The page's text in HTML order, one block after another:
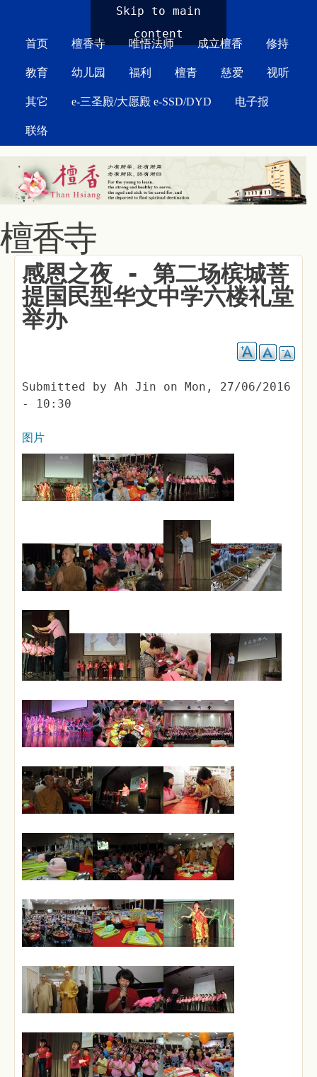
Skip to main
content
首页 檀香寺 唯悟法师 成立檀香 修持
教育 幼儿园 福利 檀青 慈爱 视听
其它 e-三圣殿/大愿殿 e-SSD/DYD 电子报
联络
檀香寺
感恩之夜 - 第二场槟城菩
提国民型华文中学六楼礼堂
举办
Submitted by Ah Jin on Mon, 27/06/2016
- 10:30
图片